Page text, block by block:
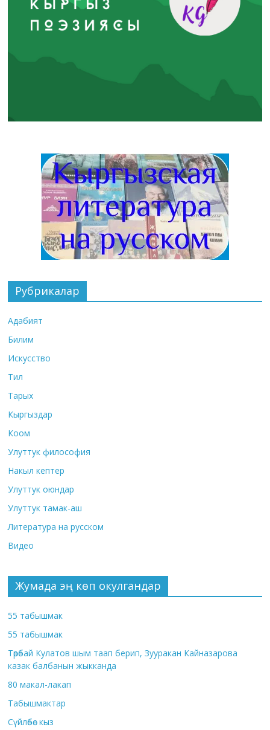
Рубрикалар
Адабият
Билим
Искусство
Тил
Тарых
Кыргыздар
Коом
Улуттук философия
Накыл кептер
Улуттук оюндар
Улуттук тамак-аш
Литература на русском
Видео
Жумада эң көп окулгандар
55 табышмак
55 табышмак
Төрөбай Кулатов шым таап берип, Зууракан Кайназарова
казак балбанын жыкканда
80 макал-лакап
Табышмактар
Сүйлөбөс кыз